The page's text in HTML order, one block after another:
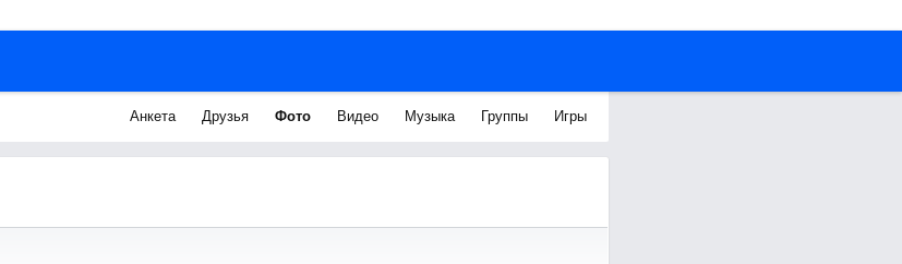
Анкета Друзья Фото Видео Музыка Группы Игры